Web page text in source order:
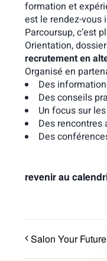
formation et
est le rendez-vous
Parcoursup, c’est
Orientation,
recrutement en
Organisé en
Des
Des conseils
Un focus sur
Des rencontres
Des
revenir au
Salon Your